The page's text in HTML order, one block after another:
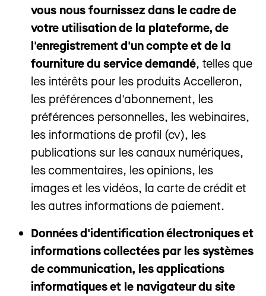
vous nous fournissez dans le cadre de
votre utilisation de la plateforme, de
l'enregistrement d'un compte et de la
fourniture du service demandé, telles que
les intérêts pour les produits Accelleron,
les préférences d'abonnement, les
préférences personnelles, les webinaires,
les informations de profil (cv), les
publications sur les canaux numériques,
les commentaires, les opinions, les
images et les vidéos, la carte de crédit et
les autres informations de paiement.
Données d'identification électroniques et
informations collectées par les systèmes
de communication, les applications
informatiques et le navigateur du site